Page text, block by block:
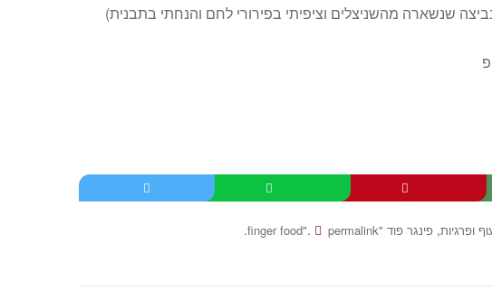
שנשארה מהשניצלים וציפיתי בפירורי לחם והנחתי בתבנית)
ופרגיות, פינגר פוד "finger food" . permalink
.